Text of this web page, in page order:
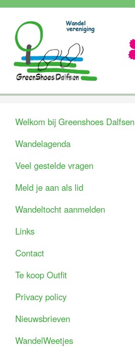
Welkom bij Greenshoes Dalfsen
Wandelagenda
Veel gestelde vragen
Meld je aan als lid
Wandeltocht aanmelden
Links
Contact
Te koop Outfit
Privacy policy
Nieuwsbrieven
WandelWeetjes